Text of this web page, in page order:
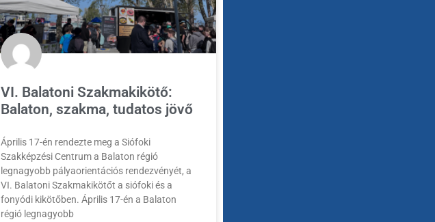
VI. Balatoni Szakmakikötő:
Balaton, szakma, tudatos jövő
Április 17-én rendezte meg a Siófoki
Szakképzési Centrum a Balaton régió
legnagyobb pályaorientációs rendezvényét, a
VI. Balatoni Szakmakikötőt a siófoki és a
fonyódi kikötőben. Április 17-én a Balaton
régió legnagyobb